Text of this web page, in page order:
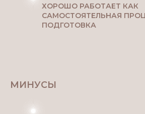
ХОРОШО РАБОТАЕТ КАК
САМОСТОЯТЕЛЬНАЯ
ПОДГОТОВКА
МИНУСЫ